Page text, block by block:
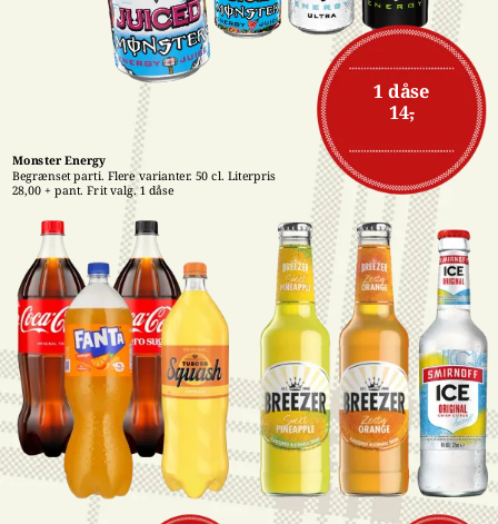
1 dåse
14,-
Monster Energy
Begrænset parti. Flere varianter. 50 cl. Literpris
28,00 + pant. Frit valg. 1 dåse